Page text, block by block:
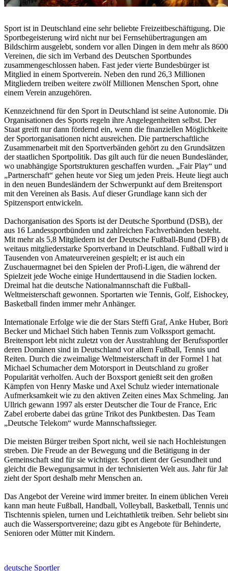
Sport ist in Deutschland eine sehr beliebte Freizeitbeschäftigung. Die
Sportbegeisterung wird nicht nur bei Fernsehübertragungen am
Bildschirm ausgelebt, sondern vor allen Dingen in dem mehr als
Vereinen, die sich im Verband des Deutschen Sportbundes
zusammengeschlossen haben. Fast jeder vierte Bundesbürger ist
Mitglied in einem Sportverein. Neben den rund 26,3 Millionen
Mitgliedern treiben weitere zwölf Millionen Menschen Sport, ohne
einem Verein anzugehören.
Kennzeichnend für den Sport in Deutschland ist seine Autonomie.
Organisationen des Sports regeln ihre Angelegenheiten selbst. Der
Staat greift nur dann fördernd ein, wenn die finanziellen
der Sportorganisationen nicht ausreichen. Die partnerschaftliche
Zusammenarbeit mit den Sportverbänden gehört zu den Grundsätzen
der staatlichen Sportpolitik. Das gilt auch für die neuen Bundesländer,
wo unabhängige Sportstrukturen geschaffen wurden. „Fair Play“ und
„Partnerschaft“ gehen heute vor Sieg um jeden Preis. Heute liegt auch
in den neuen Bundesländern der Schwerpunkt auf dem Breitensport
mit den Vereinen als Basis. Auf dieser Grundlage kann sich der
Spitzensport entwickeln.
Dachorganisation des Sports ist der Deutsche Sportbund (DSB), der
aus 16 Landessportbünden und zahlreichen Fachverbänden besteht.
Mit mehr als 5,8 Mitgliedern ist der Deutsche Fußball-Bund (DFB)
weitaus mitgliederstarke Sportverband in Deutschland. Fußball wird
Tausenden von Amateurvereinen gespielt; er ist auch ein
Zuschauermagnet bei den Spielen der Profi-Ligen, die während der
Spielzeit jede Woche einige Hunderttausend in die Stadien locken.
Dreimal hat die deutsche Nationalmannschaft die Fußball-
Weltmeisterschaft gewonnen. Sportarten wie Tennis, Golf, Eishockey,
Basketball finden immer mehr Anhänger.
Internationale Erfolge wie die der Stars Steffi Graf, Anke Huber,
Becker und Michael Stich haben Tennis zum Volkssport gemacht.
Breitensport lebt nicht zuletzt von der Ausstrahlung der
deren Domänen sind in Deutschland vor allem Fußball, Tennis und
Reiten. Durch die zweimalige Weltmeisterschaft in der Formel 1 hat
Michael Schumacher dem Motorsport in Deutschland zu großer
Popularität verholfen. Auch der Boxsport genießt seit den großen
Kämpfen von Henry Maske und Axel Schulz wieder internationale
Aufmerksamkeit wie zu den aktiven Zeiten eines Max Schmeling. Jan
Ullrich gewann 1997 als erster Deutscher die Tour de France, Eric
Zabel eroberte dabei das grüne Trikot des Punktbesten. Das Team
„Deutsche Telekom“ wurde Mannschaftssieger.
Die meisten Bürger treiben Sport nicht, weil sie nach Hochleistungen
streben. Die Freude an der Bewegung und die Betätigung in der
Gemeinschaft sind für sie wichtiger. Sport dient der Gesundheit und
gleicht die Bewegungsarmut in der technisierten Welt aus. Jahr für
zieht der Sport deshalb mehr Menschen an.
Das Angebot der Vereine wird immer breiter. In einem üblichen
kann man heute Fußball, Handball, Volleyball, Basketball, Tennis
Tischtennis spielen, turnen und Leichtathletik treiben. Sehr beliebt
auch die Wassersportvereine; dazu gibt es Angebote für Behinderte,
Senioren oder Mütter mit Kindern.
deutsche Sportler